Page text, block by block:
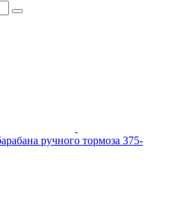
ручного тормоза 375-